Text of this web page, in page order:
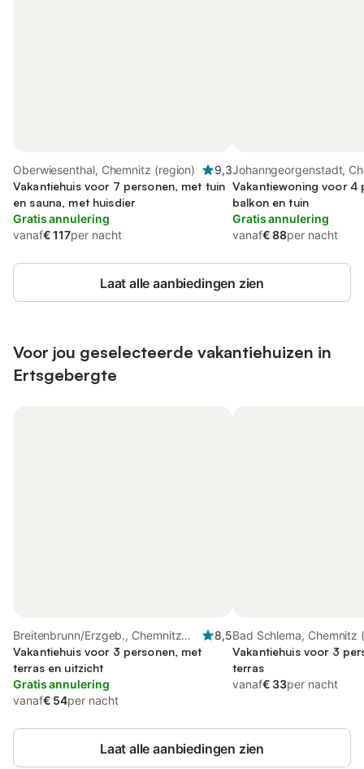
Oberwiesenthal, Chemnitz (region)
9,3
Vakantiehuis voor 7 personen, met tuin
en sauna, met huisdier
Gratis annulering
vanaf€ 117per nacht
Johanngeorgenstadt,
(region)
Vakantiewoning voor 4
balkon en tuin
Gratis annulering
vanaf€ 88per nacht
Laat alle aanbiedingen zien
Voor jou geselecteerde vakantiehuizen in
Ertsgebergte
Breitenbrunn/Erzgeb., Chemnitz
(region)
8,5
Vakantiehuis voor 3 personen, met
terras en uitzicht
Gratis annulering
vanaf€ 54per nacht
Bad Schlema, Chemnitz
Vakantiehuis voor 3
terras
vanaf€ 33per nacht
Laat alle aanbiedingen zien